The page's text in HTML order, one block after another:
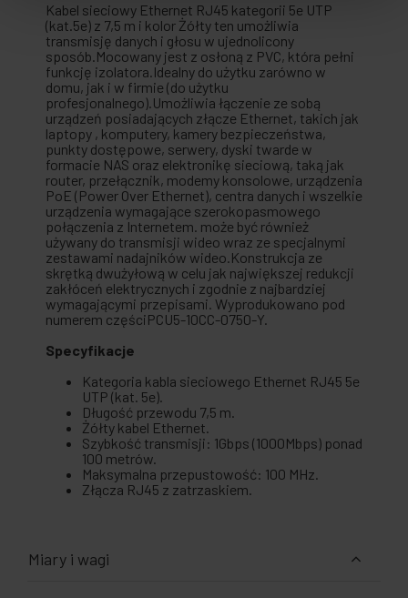
Kabel sieciowy Ethernet RJ45 kategorii 5e UTP
(kat.5e) z 7,5 m i kolor Żółty ten umożliwia
transmisję danych i głosu w ujednolicony
sposób.Mocowany jest z osłoną z PVC, która pełni
funkcję izolatora.Idealny do użytku zarówno w
domu, jak i w firmie (do użytku
profesjonalnego).Umożliwia łączenie ze sobą
urządzeń posiadających złącze Ethernet, takich jak
laptopy , komputery, kamery bezpieczeństwa,
punkty dostępowe, serwery, dyski twarde w
formacie NAS oraz elektronikę sieciową, taką jak
router, przełącznik, modemy konsolowe, urządzenia
PoE (Power Over Ethernet), centra danych i wszelkie
urządzenia wymagające szerokopasmowego
połączenia z Internetem. może być również
używany do transmisji wideo wraz ze specjalnymi
zestawami nadajników wideo.Konstrukcja ze
skrętką dwużyłową w celu jak największej redukcji
zakłóceń elektrycznych i zgodnie z najbardziej
wymagającymi przepisami. Wyprodukowano pod
numerem częściPCU5-10CC-0750-Y.
Specyfikacje
Kategoria kabla sieciowego Ethernet RJ45 5e
UTP (kat. 5e).
Długość przewodu 7,5 m.
Żółty kabel Ethernet.
Szybkość transmisji: 1Gbps (1000Mbps) ponad
100 metrów.
Maksymalna przepustowość: 100 MHz.
Złącza RJ45 z zatrzaskiem.
Miary i wagi